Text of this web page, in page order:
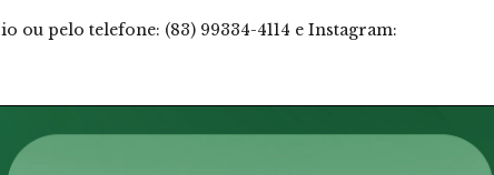
pelo telefone: (83) 99334-4114 e Instagram: